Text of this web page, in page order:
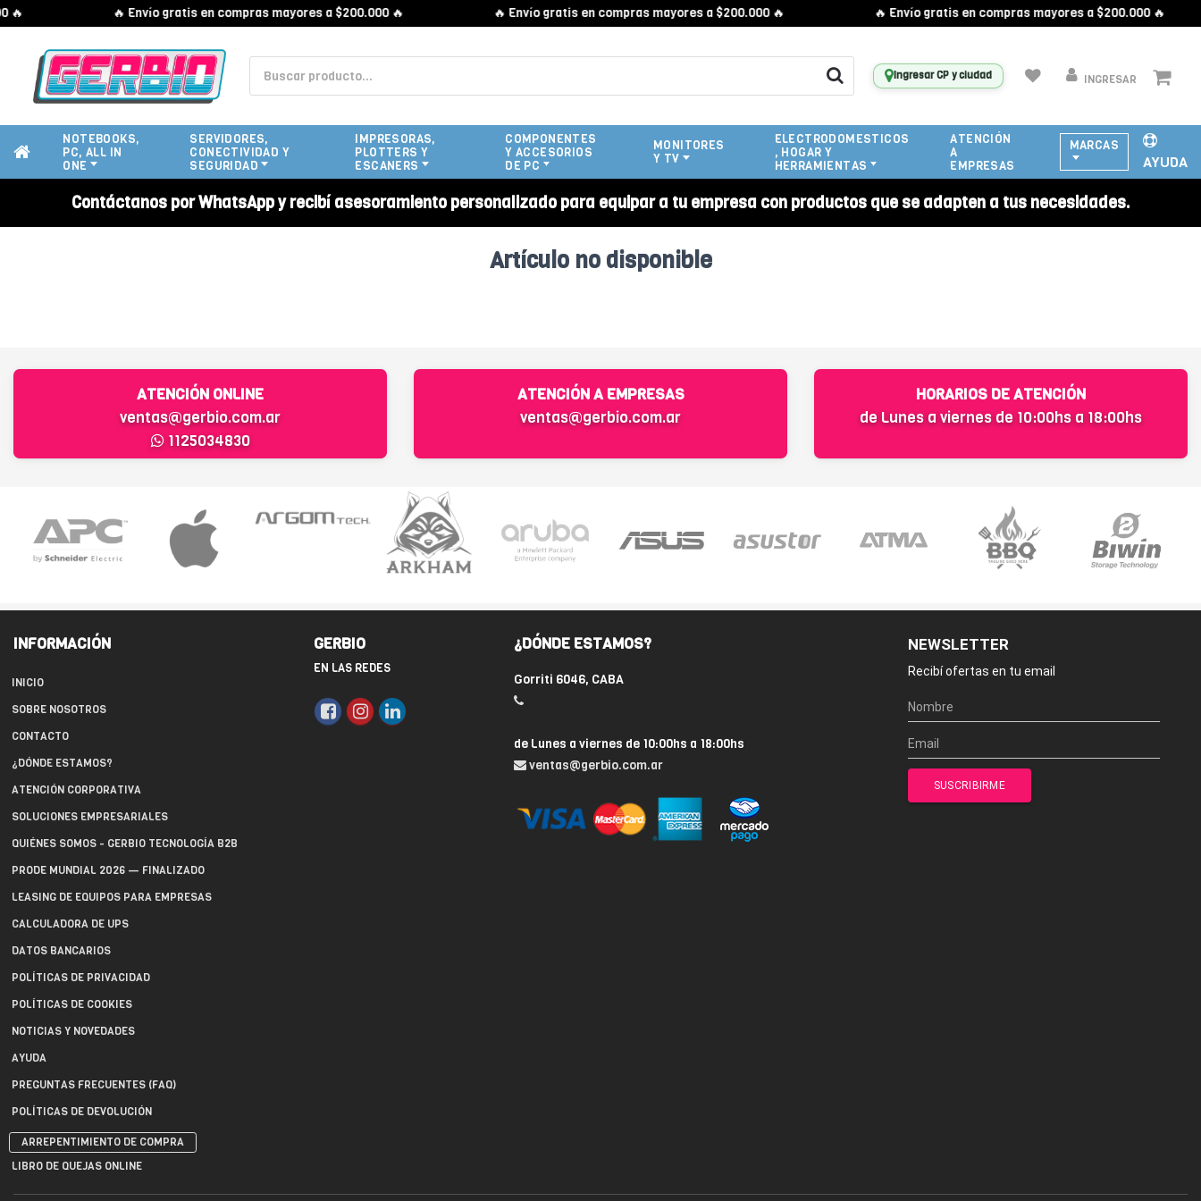
🔥 Envío gratis en compras mayores a $200.000 🔥 🔥 Envío gratis en compras mayores a $200.000 🔥 🔥 Envío gratis en compras mayores a $200.000 🔥
Ingresar CP y ciudad INGRESAR
NOTEBOOKS,
PC, ALL IN
ONE
SERVIDORES,
CONECTIVIDAD Y
SEGURIDAD
IMPRESORAS,
PLOTTERS Y
ESCANERS
COMPONENTES
Y ACCESORIOS
DE PC
MONITORES
Y TV
ELECTRODOMESTICOS
, HOGAR Y
HERRAMIENTAS
ATENCIÓN
A
EMPRESAS
MARCAS
AYUDA
Contáctanos por WhatsApp y recibí asesoramiento personalizado para equipar a tu empresa con productos que se adapten a tus necesidades.
Artículo no disponible
ATENCIÓN ONLINE
ventas@gerbio.com.ar
1125034830
ATENCIÓN A EMPRESAS
ventas@gerbio.com.ar
HORARIOS DE ATENCIÓN
de Lunes a viernes de 10:00hs a 18:00hs
INFORMACIÓN
INICIO
SOBRE NOSOTROS
CONTACTO
¿DÓNDE ESTAMOS?
ATENCIÓN CORPORATIVA
SOLUCIONES EMPRESARIALES
QUIÉNES SOMOS - GERBIO TECNOLOGÍA B2B
PRODE MUNDIAL 2026 — FINALIZADO
LEASING DE EQUIPOS PARA EMPRESAS
CALCULADORA DE UPS
DATOS BANCARIOS
POLÍTICAS DE PRIVACIDAD
POLÍTICAS DE COOKIES
NOTICIAS Y NOVEDADES
AYUDA
PREGUNTAS FRECUENTES (FAQ)
POLÍTICAS DE DEVOLUCIÓN
ARREPENTIMIENTO DE COMPRA
LIBRO DE QUEJAS ONLINE
GERBIO
EN LAS REDES
¿DÓNDE ESTAMOS?
Gorriti 6046, CABA
de Lunes a viernes de 10:00hs a 18:00hs
ventas@gerbio.com.ar
NEWSLETTER
Recibí ofertas en tu email